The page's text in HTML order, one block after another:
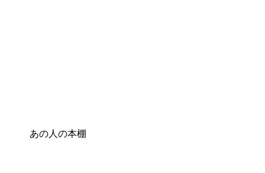
あの人の本棚